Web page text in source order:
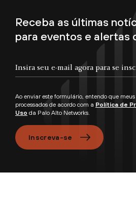
Receba as últimas
para eventos e alertas
Ao enviar este formulário, entendo que meus
processados de acordo com a Política de
Uso da Palo Alto Networks.
Inscreva-se